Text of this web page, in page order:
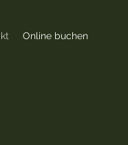
Online buchen